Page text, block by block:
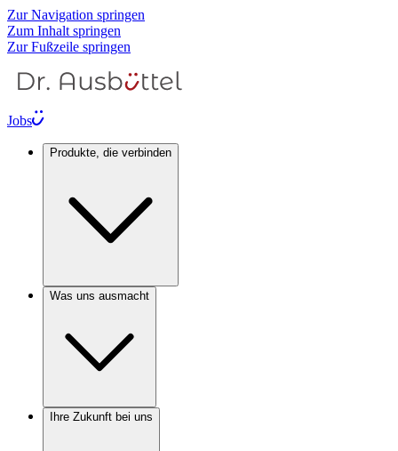
Zur Navigation springen
Zum Inhalt springen
Zur Fußzeile springen
Jobs
Produkte, die verbinden
Was uns ausmacht
Ihre Zukunft bei uns